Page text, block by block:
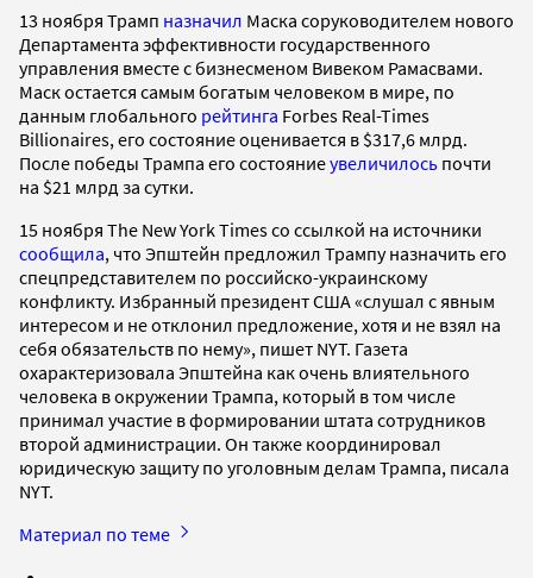
13 ноября Трамп назначил Маска соруководителем нового
Департамента эффективности государственного
управления вместе с бизнесменом Вивеком Рамасвами.
Маск остается самым богатым человеком в мире, по
данным глобального рейтинга Forbes Real-Times
Billionaires, его состояние оценивается в $317,6 млрд.
После победы Трампа его состояниеувеличилось почти
на $21 млрд за сутки.
15 ноября The New York Times со ссылкой на источники
сообщила, что Эпштейн предложил Трампу назначить его
спецпредставителем по российско-украинскому
конфликту. Избранный президент США «слушал с явным
интересом и не отклонил предложение, хотя и не взял на
себя обязательств по нему», пишет NYT. Газета
охарактеризовала Эпштейна как очень влиятельного
человека в окружении Трампа, который в том числе
принимал участие в формировании штата сотрудников
второй администрации. Он также координировал
юридическую защиту по уголовным делам Трампа, писала
NYT.
Материал по теме